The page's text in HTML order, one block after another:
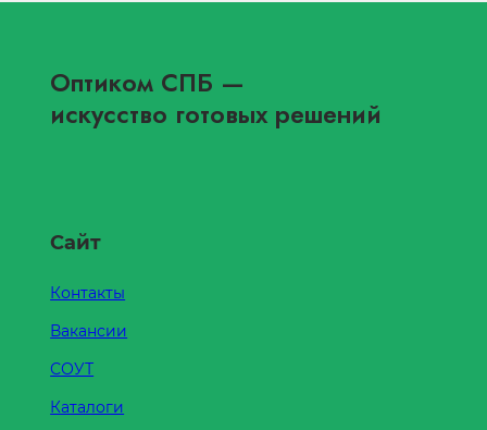
Оптиком СПБ —
искусство готовых решений
Сайт
Контакты
Вакансии
СОУТ
Каталоги